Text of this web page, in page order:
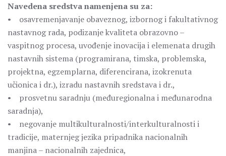
Navedena sredstva namenjena su za:
• osavremenjavanje obaveznog, izbornog i fakultativnog
nastavnog rada, podizanje kvaliteta obrazovno –
vaspitnog procesa, uvođenje inovacija i elemenata drugih
nastavnih sistema (programirana, timska, problemska,
projektna, egzemplarna, diferencirana, izokrenuta
učionica i dr.), izradu nastavnih sredstava i dr.,
• prosvetnu saradnju (međuregionalna i međunarodna
saradnja),
• negovanje multikulturalnosti/interkulturalnosti i
tradicije, maternjeg jezika pripadnika nacionalnih
manjina – nacionalnih zajednica,